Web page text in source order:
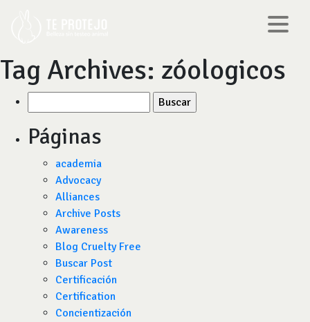
Tag Archives: zóologicos
por:
Páginas
academia
Advocacy
Alliances
Archive Posts
Awareness
Blog Cruelty Free
Buscar Post
Certificación
Certification
Concientización